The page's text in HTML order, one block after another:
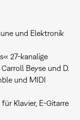
und Elektronik
27-kanalige
Beyse und D.
und MIDI
Klavier, E-Gitarre